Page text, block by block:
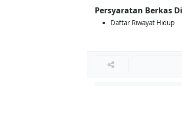
Persyaratan Berkas
Daftar Riwayat Hidup